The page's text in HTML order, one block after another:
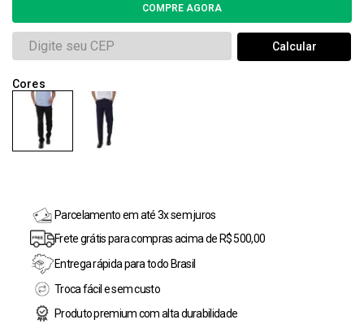
Parcelamento em até 3x sem juros
Frete grátis para compras acima de R$ 500,00
Entrega rápida para todo Brasil
Troca fácil e sem custo
Produto premium com alta durabilidade